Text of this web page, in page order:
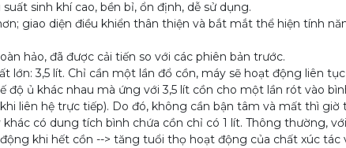
sinh khí cao, bền bỉ, ổn định, dễ sử dụng.
giao diện điều khiển thân thiện và bắt mắt thể hiện tính
hảo, đã được cải tiến so với các phiên bản trước.
3,5 lít. Chỉ cần một lần đổ cồn, máy sẽ hoạt động liên
độ ủ khác nhau mà ứng với 3,5 lít cồn cho một lần rót vào
liên hệ trực tiếp). Do đó, không cần bận tâm và mất thì
có dung tích bình chứa cồn chỉ có 1 lít. Thông thường,
khi hết cồn --> tăng tuổi thọ hoạt động của chất xúc tác